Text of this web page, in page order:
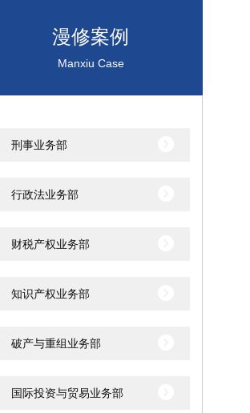
漫修案例
Manxiu Case
刑事业务部
行政法业务部
财税产权业务部
知识产权业务部
破产与重组业务部
国际投资与贸易业务部